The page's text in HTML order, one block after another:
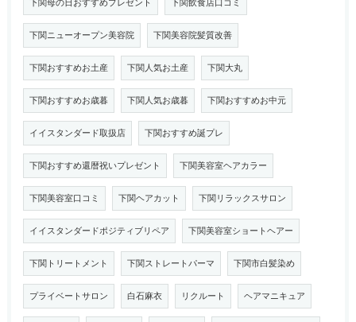
下関母の日おすすめプレゼント 下関飲食店口コミ
下関ニューオープン美容院 下関美容院髪質改善
下関おすすめお土産 下関人気お土産 下関大丸
下関おすすめお歳暮 下関人気お歳暮 下関おすすめお中元
イイスタンダード取扱店 下関おすすめ誕プレ
下関おすすめ還暦祝いプレゼント 下関美容室ヘアカラー
下関美容室口コミ 下関ヘアカット 下関リラックスサロン
イイスタンダードポジティブリペア 下関美容室ショートヘアー
下関トリートメント 下関ストレートパーマ 下関市白髪染め
プライベートサロン 白石麻衣 リクルート ヘアマニキュア